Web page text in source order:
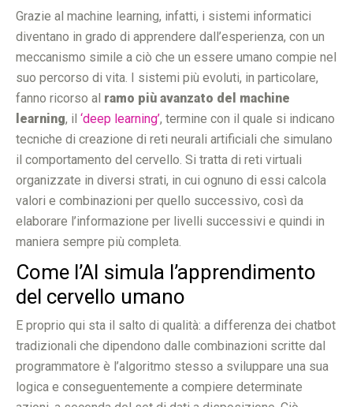
Grazie al machine learning, infatti, i sistemi informatici
diventano in grado di apprendere dall’esperienza, con un
meccanismo simile a ciò che un essere umano compie nel
suo percorso di vita. I sistemi più evoluti, in particolare,
fanno ricorso al ramo più avanzato del machine
learning, il ‘deep learning’, termine con il quale si indicano
tecniche di creazione di reti neurali artificiali che simulano
il comportamento del cervello. Si tratta di reti virtuali
organizzate in diversi strati, in cui ognuno di essi calcola
valori e combinazioni per quello successivo, così da
elaborare l’informazione per livelli successivi e quindi in
maniera sempre più completa.
Come l’AI simula l’apprendimento
del cervello umano
E proprio qui sta il salto di qualità: a differenza dei chatbot
tradizionali che dipendono dalle combinazioni scritte dal
programmatore è l’algoritmo stesso a sviluppare una sua
logica e conseguentemente a compiere determinate